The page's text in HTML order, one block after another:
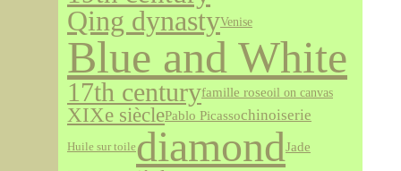
Qing dynastyVenise
Blue and White
17th centuryfamille roseoil on canvas
XIXe sièclePablo Picassochinoiserie
Huile sur toilediamondJade